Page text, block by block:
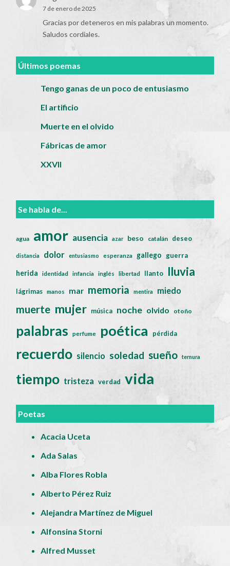
7 de enero de 2025
Gracias por deteneros en mis palabras un momento.
Saludos cordiales.
Últimos poemas
Tengo ganas de un poco de entusiasmo
El artificio
Muerte en el olvido
Fábricas de amor
XXVII
Se habla de...
agua amor ausencia azar beso catalán deseo
distancia dolor entusiasmo esperanza gallego guerra
herida identidad infancia inglés libertad llanto lluvia
lágrimas manos mar memoria mentira miedo
muerte mujer música noche olvido otoño
palabras perfume poética pérdida
recuerdo silencio soledad sueño ternura
tiempo tristeza verdad vida
Poetas
Acacia Uceta
Ada Salas
Alba Flores Robla
Alberto Pérez Ruiz
Alejandra Martínez de Miguel
Alfonsina Storni
Alfred Musset